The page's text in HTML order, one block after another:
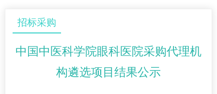
招标采购
中国中医科学院眼科医院采购代理机
构遴选项目结果公示